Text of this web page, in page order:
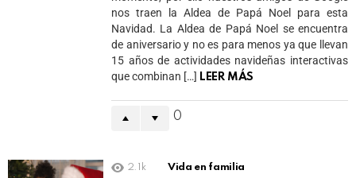
nos traen la Aldea de Papá Noel para esta
Navidad. La Aldea de Papá Noel se encuentra
de aniversario y no es para menos ya que llevan
15 años de actividades navideñas interactivas
que combinan […] LEER MÁS
0
2.1k Vida en familia